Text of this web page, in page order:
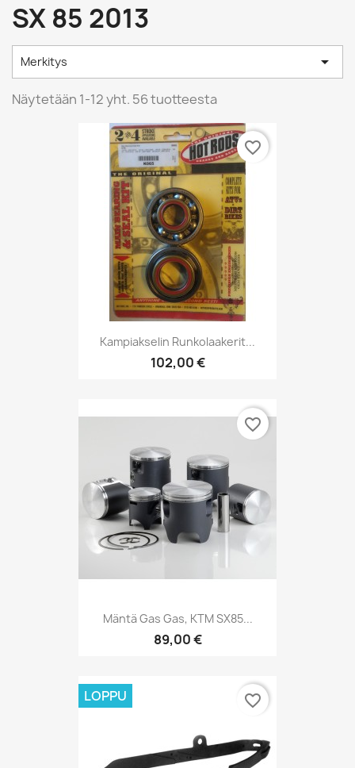
SX 85 2013
Merkitys 
Näytetään 1-12 yht. 56 tuotteesta
Kampiakselin Runkolaakerit...
102,00 €
favorite_border
Mäntä Gas Gas, KTM SX85...
89,00 €
favorite_border
LOPPU favorite_border